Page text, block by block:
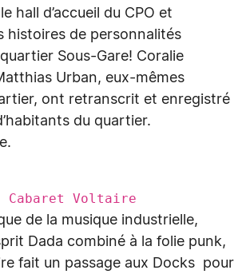
hall d’accueil du CPO et
histoires de personnalités
Sous-Gare! Coralie
Urban, eux-mêmes
ont retranscrit et enregistré
du quartier.
Voltaire
de la musique industrielle,
Dada combiné à la folie punk,
fait un passage aux Docks pour